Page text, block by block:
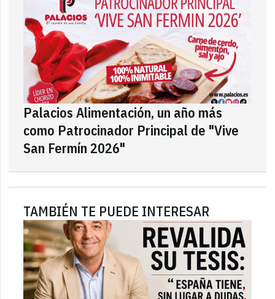
Palacios Alimentación, un año más
como Patrocinador Principal de "Vive
San Fermín 2026"
TAMBIÉN TE PUEDE INTERESAR